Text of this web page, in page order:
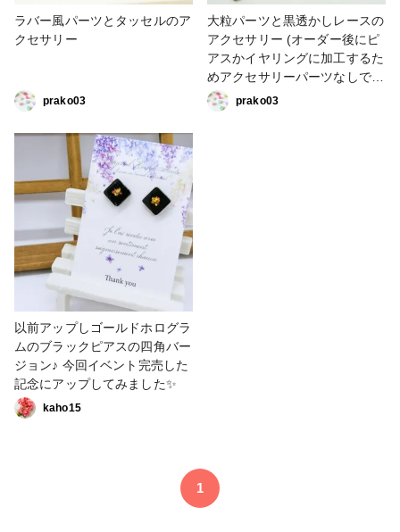
ラバー風パーツとタッセルのア
クセサリー
prako03
大粒パーツと黒透かしレースの
アクセサリー (オーダー後にピ
アスかイヤリングに加工するた
めアクセサリーパーツなしで
す)
prako03
以前アップしゴールドホログラ
ムのブラックピアスの四角バー
ジョン♪ 今回イベント完売した
記念にアップしてみました✨
kaho15
1